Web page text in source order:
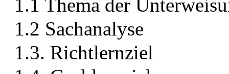
1.1 Thema der
1.2 Sachanalyse
1.3. Richtlernziel